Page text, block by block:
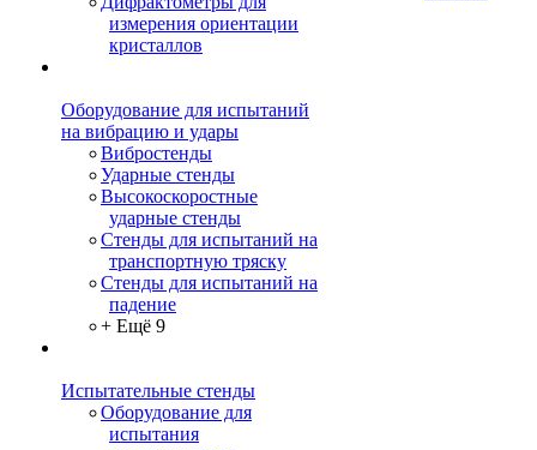
измерения ориентации
кристаллов
Оборудование для испытаний
на вибрацию и удары
Вибростенды
Ударные стенды
Высокоскоростные
ударные стенды
Стенды для испытаний на
транспортную тряску
Стенды для испытаний на
падение
+ Ещё 9
Испытательные стенды
Оборудование для
испытания